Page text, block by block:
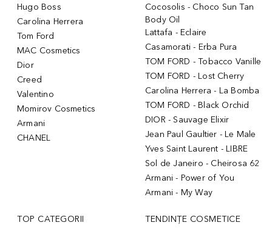
Hugo Boss
Carolina Herrera
Tom Ford
MAC Cosmetics
Dior
Creed
Valentino
Momirov Cosmetics
Armani
CHANEL
Cocosolis - Choco Sun Tan
Body Oil
Lattafa - Eclaire
Casamorati - Erba Pura
TOM FORD - Tobacco Vanille
TOM FORD - Lost Cherry
Carolina Herrera - La Bomba
TOM FORD - Black Orchid
DIOR - Sauvage Elixir
Jean Paul Gaultier - Le Male
Yves Saint Laurent - LIBRE
Sol de Janeiro - Cheirosa 62
Armani - Power of You
Armani - My Way
TOP CATEGORII TENDINȚE COSMETICE